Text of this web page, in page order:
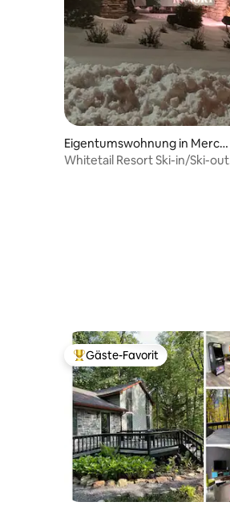
Eigentumswohnung in Merce
rsburg
Whitetail Resort Ski-in/Ski-out
Beliebter Gäste-Favorit.
Gäste-Favorit